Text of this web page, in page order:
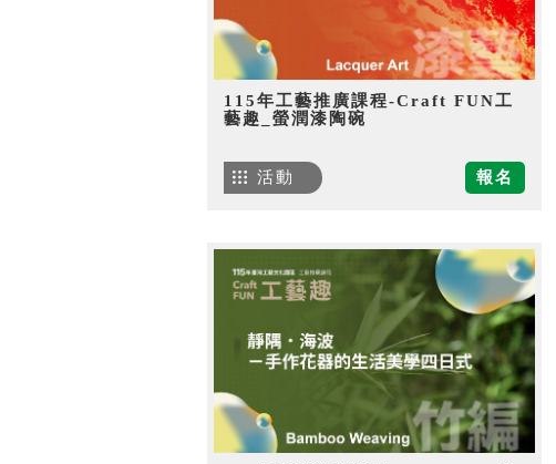
115年工藝推廣課程-Craft FUN工
藝趣_螢潤漆陶碗
報名
活動